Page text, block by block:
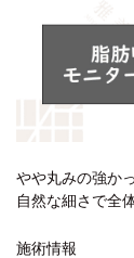
やや丸みの強か
自然な細さで全
施術情報